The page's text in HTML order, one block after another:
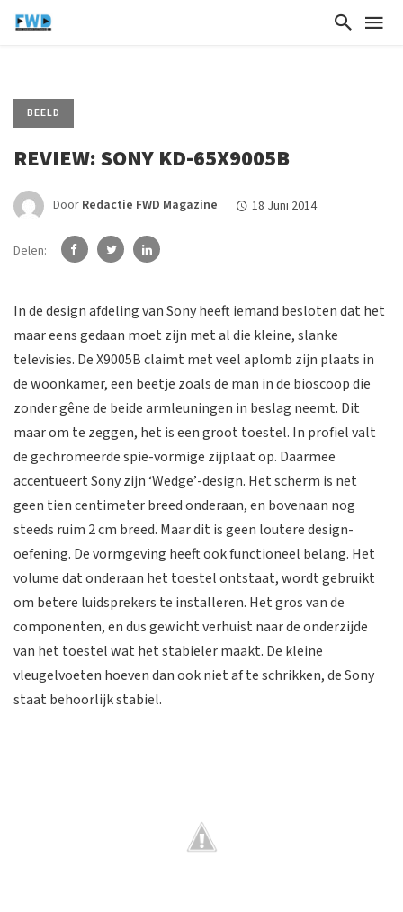
BEELD
REVIEW: SONY KD-65X9005B
Door Redactie FWD Magazine 18 Juni 2014
Delen:
In de design afdeling van Sony heeft iemand besloten dat het
maar eens gedaan moet zijn met al die kleine, slanke
televisies. De X9005B claimt met veel aplomb zijn plaats in
de woonkamer, een beetje zoals de man in de bioscoop die
zonder gêne de beide armleuningen in beslag neemt. Dit
maar om te zeggen, het is een groot toestel. In profiel valt
de gechromeerde spie-vormige zijplaat op. Daarmee
accentueert Sony zijn ‘Wedge’-design. Het scherm is net
geen tien centimeter breed onderaan, en bovenaan nog
steeds ruim 2 cm breed. Maar dit is geen loutere design-
oefening. De vormgeving heeft ook functioneel belang. Het
volume dat onderaan het toestel ontstaat, wordt gebruikt
om betere luidsprekers te installeren. Het gros van de
componenten, en dus gewicht verhuist naar de onderzijde
van het toestel wat het stabieler maakt. De kleine
vleugelvoeten hoeven dan ook niet af te schrikken, de Sony
staat behoorlijk stabiel.